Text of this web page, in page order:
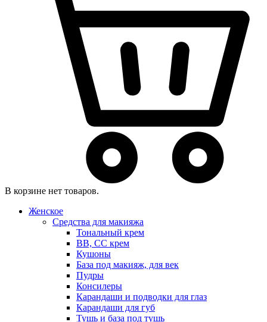
В корзине нет товаров.
Женское
Средства для макияжа
Тональный крем
BB, CC крем
Кушоны
База под макияж, для век
Пудры
Консилеры
Карандаши и подводки для глаз
Карандаши для губ
Тушь и база под тушь